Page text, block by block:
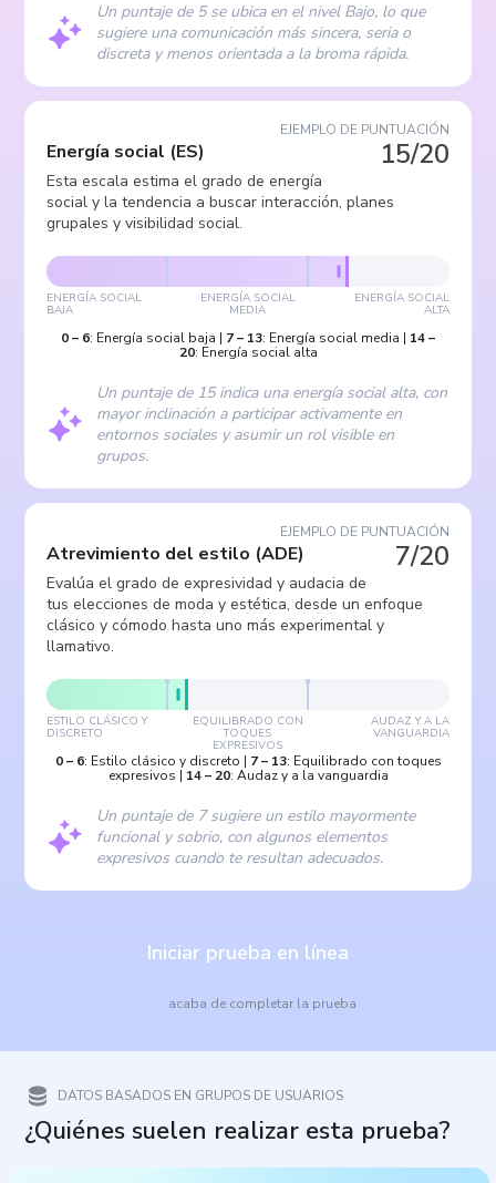
Un puntaje de 5 se ubica en el nivel Bajo, lo que
sugiere una comunicación más sincera, seria o
discreta y menos orientada a la broma rápida.
EJEMPLO DE PUNTUACIÓN
15/20
Energía social (ES)
Esta escala estima el grado de energía
social y la tendencia a buscar interacción, planes
grupales y visibilidad social.
ENERGÍA SOCIAL
BAJA
ENERGÍA SOCIAL
MEDIA
ENERGÍA SOCIAL
ALTA
0– 6: Energía social baja | 7– 13: Energía social media | 14–
20: Energía social alta
Un puntaje de 15 indica una energía social alta, con
mayor inclinación a participar activamente en
entornos sociales y asumir un rol visible en
grupos.
EJEMPLO DE PUNTUACIÓN
7/20
Atrevimiento del estilo (ADE)
Evalúa el grado de expresividad y audacia de
tus elecciones de moda y estética, desde un enfoque
clásico y cómodo hasta uno más experimental y
llamativo.
ESTILO CLÁSICO Y
DISCRETO
EQUILIBRADO CON
TOQUES
EXPRESIVOS
AUDAZ Y A LA
VANGUARDIA
0– 6: Estilo clásico y discreto | 7– 13: Equilibrado con toques
expresivos | 14– 20: Audaz y a la vanguardia
Un puntaje de 7 sugiere un estilo mayormente
funcional y sobrio, con algunos elementos
expresivos cuando te resultan adecuados.
Iniciar prueba en línea
acaba de completar la prueba
DATOS BASADOS EN GRUPOS DE USUARIOS
¿Quiénes suelen realizar esta prueba?